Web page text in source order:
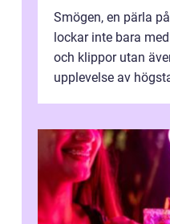
Smögen, en pärla
lockar inte bara
och klippor utan
upplevelse av